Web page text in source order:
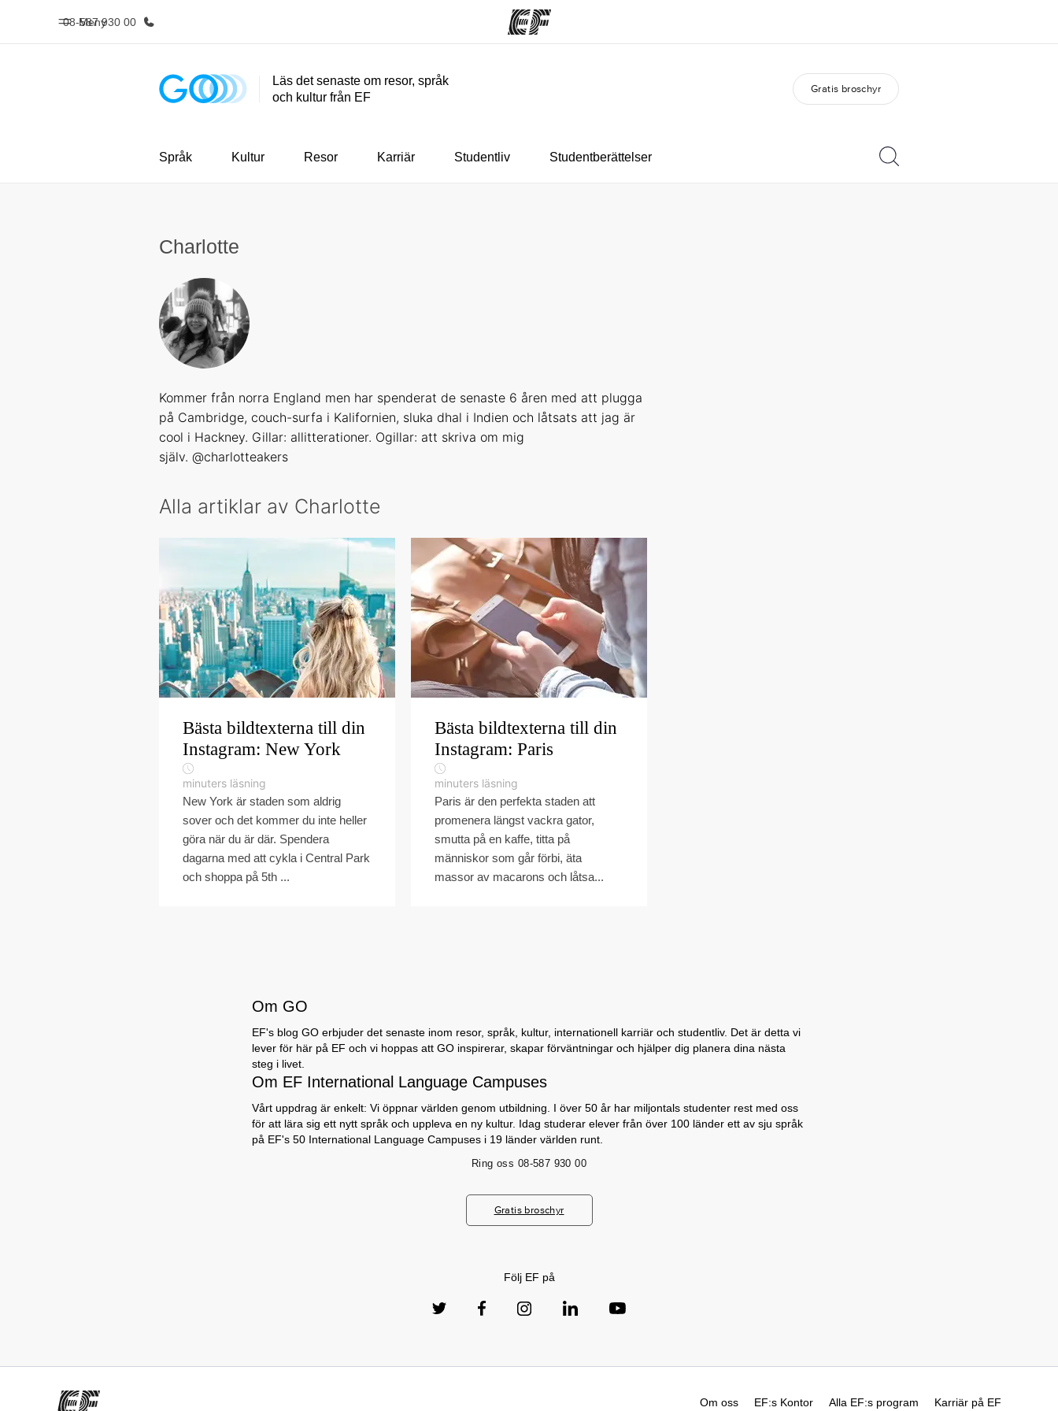
Meny
08-587 930 00
Hem Program Karriär
Läs det senaste om resor, språk
och kultur från EF
Gratis broschyr
Språk Kultur Resor Karriär Studentliv Studentberättelser
Charlotte
Kommer från norra England men har spenderat de senaste 6 åren med att plugga
på Cambridge, couch-surfa i Kalifornien, sluka dhal i Indien och låtsats att jag är
cool i Hackney. Gillar: allitterationer. Ogillar: att skriva om mig
själv. @charlotteakers
Alla artiklar av Charlotte
Bästa bildtexterna till din
Instagram: New York
minuters läsning
New York är staden som aldrig
sover och det kommer du inte heller
göra när du är där. Spendera
dagarna med att cykla i Central Park
och shoppa på 5th ...
Bästa bildtexterna till din
Instagram: Paris
minuters läsning
Paris är den perfekta staden att
promenera längst vackra gator,
smutta på en kaffe, titta på
människor som går förbi, äta
massor av macarons och låtsa...
Om GO
EF's blog GO erbjuder det senaste inom resor, språk, kultur, internationell karriär och studentliv. Det är detta vi
lever för här på EF och vi hoppas att GO inspirerar, skapar förväntningar och hjälper dig planera dina nästa
steg i livet.
Om EF International Language Campuses
Vårt uppdrag är enkelt: Vi öppnar världen genom utbildning. I över 50 år har miljontals studenter rest med oss
för att lära sig ett nytt språk och uppleva en ny kultur. Idag studerar elever från över 100 länder ett av sju språk
på EF's 50 International Language Campuses i 19 länder världen runt.
Ring oss 08-587 930 00
Gratis broschyr
Följ EF på
Om oss EF:s Kontor Alla EF:s program Karriär på EF